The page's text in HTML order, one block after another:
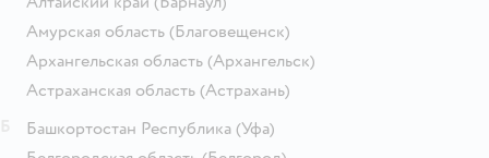
Амурская область (Благовещенск)
Архангельская область (Архангельск)
Астраханская область (Астрахань)
Башкортостан Республика (Уфа)